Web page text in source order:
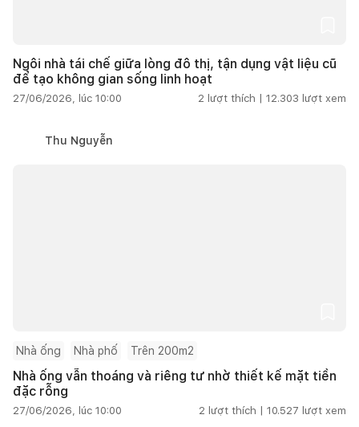
Ngôi nhà tái chế giữa lòng đô thị, tận dụng vật liệu cũ
để tạo không gian sống linh hoạt
27/06/2026, lúc 10:00 2 lượt thích | 12.303 lượt xem
Thu Nguyễn
Nhà ống Nhà phố Trên 200m2
Nhà ống vẫn thoáng và riêng tư nhờ thiết kế mặt tiền
đặc rỗng
27/06/2026, lúc 10:00 2 lượt thích | 10.527 lượt xem